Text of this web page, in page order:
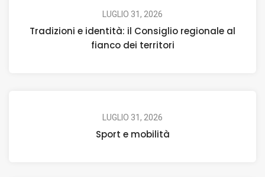
LUGLIO 31, 2026
Tradizioni e identità: il Consiglio regionale al
fianco dei territori
LUGLIO 31, 2026
Sport e mobilità